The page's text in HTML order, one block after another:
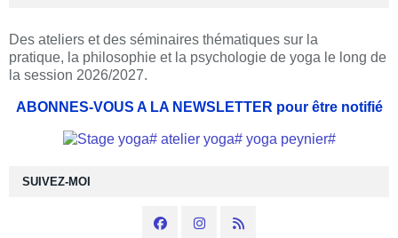
SUIVEZ-MOI
Des ateliers et des séminaires thématiques sur la
pratique, la philosophie et la psychologie de yoga le long de
la session 2026/2027.
ABONNES-VOUS A LA NEWSLETTER pour être notifié